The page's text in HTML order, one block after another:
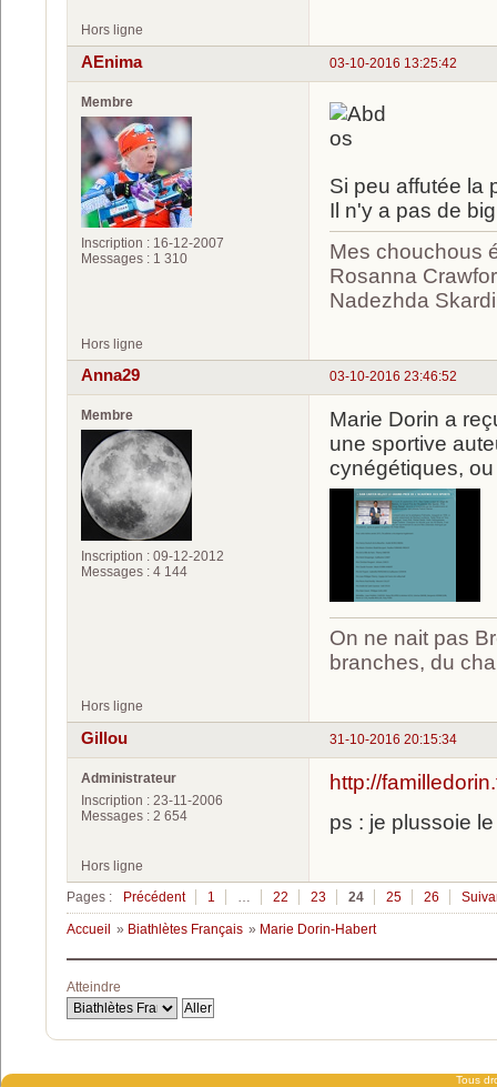
Hors ligne
03-10-2016 13:25:42
AEnima
Membre
Inscription : 16-12-2007
Messages : 1 310
Si peu affutée la
Il n'y a pas de
Mes chouchous
Rosanna
Nadezhda
Hors ligne
03-10-2016 23:46:52
Anna29
Membre
Inscription : 09-12-2012
Messages : 4 144
Marie Dorin a
une sportive
cynégétiques,
On ne nait pas
branches, du
Hors ligne
31-10-2016 20:15:34
Gillou
Administrateur
Inscription : 23-11-2006
Messages : 2 654
http://
ps : je plussoie
Hors ligne
Pages :
Précédent 1 22 23 24 25 26
Accueil » Biathlètes Français » Marie Dorin-Habert
Atteindre
Tous